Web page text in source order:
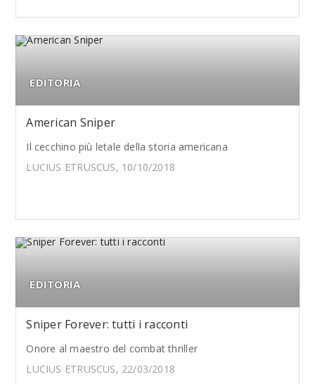
EDITORIA
American Sniper
Il cecchino più letale della storia americana
LUCIUS ETRUSCUS, 10/10/2018
EDITORIA
Sniper Forever: tutti i racconti
Onore al maestro del combat thriller
LUCIUS ETRUSCUS, 22/03/2018